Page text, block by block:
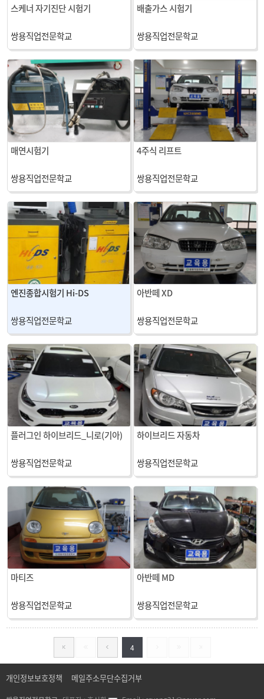
스케너 자기진단 시험기
쌍용직업전문학교
배출가스 시험기
쌍용직업전문학교
매연시험기
쌍용직업전문학교
4주식 리프트
쌍용직업전문학교
엔진종합시험기 Hi-DS
쌍용직업전문학교
아반떼 XD
쌍용직업전문학교
플러그인 하이브리드_니로(기아)
쌍용직업전문학교
하이브리드 자동차
쌍용직업전문학교
마티즈
쌍용직업전문학교
아반떼 MD
쌍용직업전문학교
4
개인정보보호정책 메일주소무단수집거부